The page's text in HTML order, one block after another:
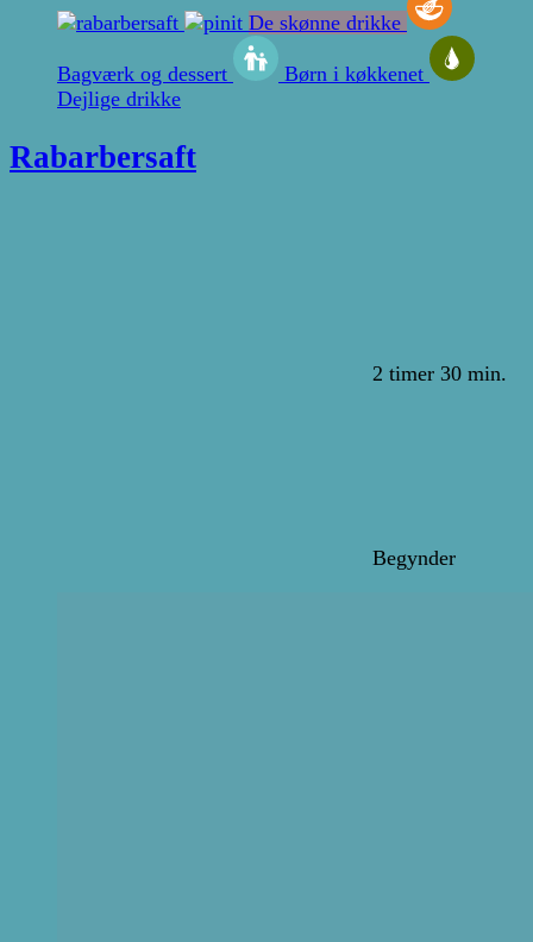
De skønne drikke
Bagværk og dessert
Børn i køkkenet
Dejlige drikke
Rabarbersaft
2 timer 30 min.
Begynder